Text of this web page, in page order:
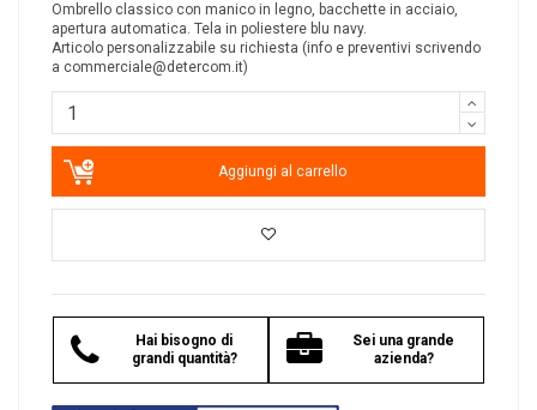
Ombrello classico con manico in legno, bacchette in acciaio,
apertura automatica. Tela in poliestere blu navy.
Articolo personalizzabile su richiesta (info e preventivi scrivendo
a commerciale@detercom.it)
Aggiungi al carrello
Hai bisogno di
grandi quantità?
Sei una grande
azienda?